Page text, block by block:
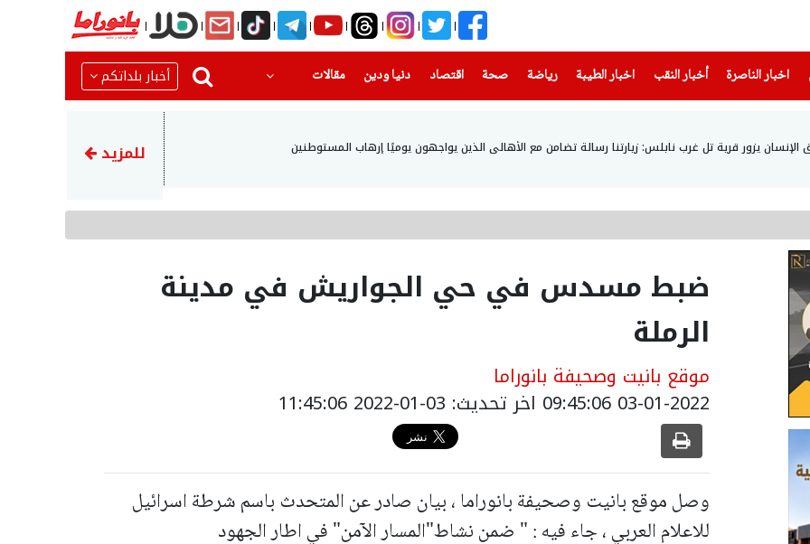
اخبار الناصرة
(current) أخبار النقب اخبار الطيبة(current) رياضة
(current) صحة(current) اقتصاد دنيا ودين
(current) مقالات أخبار بلداتكم
يزور قرية تل غرب نابلس: زيارتنا رسالة تضامن مع الأهالي الذين يواجهون يوميًا إرهاب المستوطنين مسؤول: اتفاق الدفاع بين
للمزيد
ضبط مسدس في حي الجواريش في مدينة
الرملة
موقع بانيت وصحيفة بانوراما
03-01-2022 09:45:06 اخر تحديث: 03-01-2022 11:45:06
وصل موقع بانيت وصحيفة بانوراما ، بيان صادر عن المتحدث باسم شرطة اسرائيل
للاعلام العربي ، جاء فيه : " ضمن نشاط"المسار الآمن" في اطار الجهود